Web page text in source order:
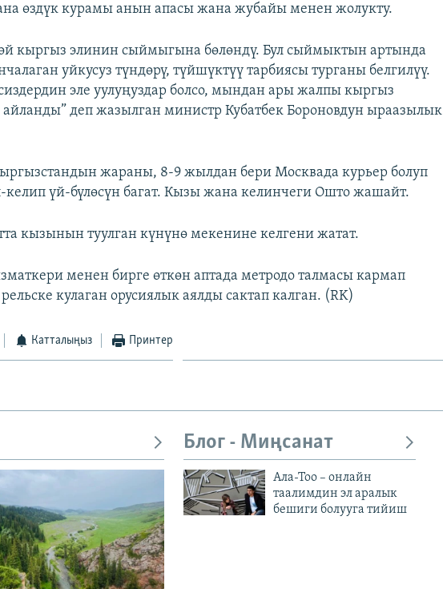
өздүк курамы анын апасы жана жубайы менен жолукту.
кыргыз элинин сыймыгына бөлөндү. Бул сыймыктын артында
уйкусуз түндөрү, түйшүктүү тарбиясы турганы белгилүү.
эле уулуңуздар болсо, мындан ары жалпы кыргыз
айланды” деп жазылган министр Кубатбек Бороновдун ыраазылык
жараны, 8-9 жылдан бери Москвада курьер болуп
үй-бүлөсүн багат. Кызы жана келинчеги Ошто жашайт.
кызынын туулган күнүнө мекенине келгени жатат.
менен бирге өткөн аптада метродо талмасы кармап
кулаган орусиялык аялды сактап калган. (RK)
Катталыңыз Принтер
Блог - Миңсанат
Ала-Тоо – онлайн
таалимдин эл аралык
бешиги болууга тийиш